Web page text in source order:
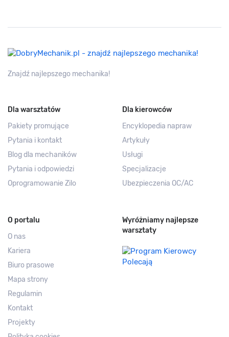
Znajdź najlepszego mechanika!
Dla warsztatów
Pakiety promujące
Pytania i kontakt
Blog dla mechaników
Pytania i odpowiedzi
Oprogramowanie Zilo
Dla kierowców
Encyklopedia napraw
Artykuły
Usługi
Specjalizacje
Ubezpieczenia OC/AC
O portalu
O nas
Kariera
Biuro prasowe
Mapa strony
Regulamin
Kontakt
Projekty
Wyróżniamy najlepsze
warsztaty